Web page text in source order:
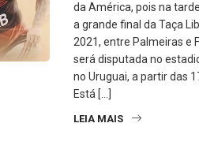
da América, pois na
a grande final da Taça
2021, entre Palmeiras e
será disputada no
no Uruguai, a partir das
Está […]
LEIA MAIS